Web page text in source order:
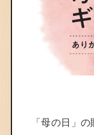
「母の日」